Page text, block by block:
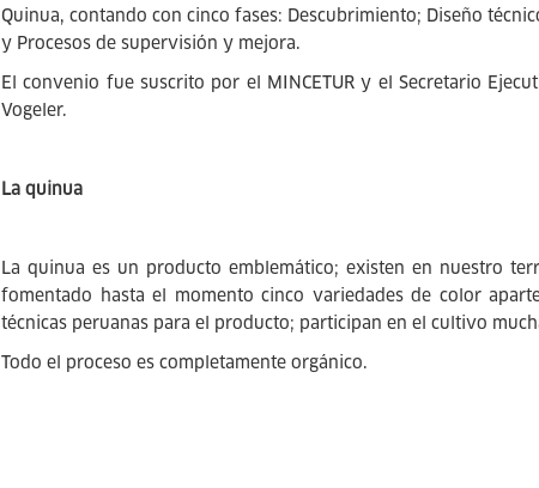
Quinua, contando con cinco fases: Descubrimiento; Diseño
y Procesos de supervisión y mejora.
El convenio fue suscrito por el MINCETUR y el Secretario
Vogeler.
La quinua
La quinua es un producto emblemático; existen en nuestro
fomentado hasta el momento cinco variedades de color
técnicas peruanas para el producto; participan en el cultivo
Todo el proceso es completamente orgánico.